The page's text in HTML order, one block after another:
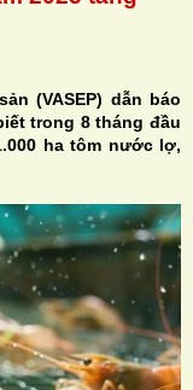
(VASEP) dẫn báo
trong 8 tháng đầu
ha tôm nước lợ,